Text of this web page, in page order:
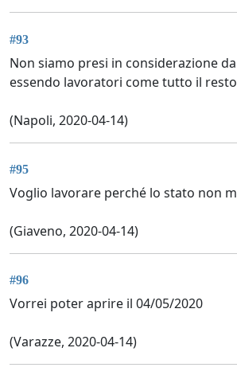
#93
Non siamo presi in considerazione
essendo lavoratori come tutto il
(Napoli, 2020-04-14)
#95
Voglio lavorare perché lo stato non
(Giaveno, 2020-04-14)
#96
Vorrei poter aprire il 04/05/2020
(Varazze, 2020-04-14)